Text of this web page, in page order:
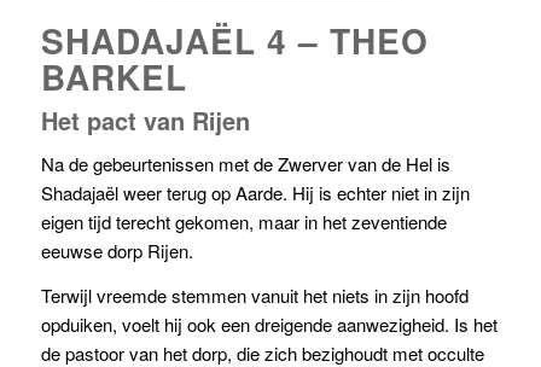
SHADAJAËL 4 – THEO
BARKEL
Het pact van Rijen
Na de gebeurtenissen met de Zwerver van de Hel is
Shadajaël weer terug op Aarde. Hij is echter niet in zijn
eigen tijd terecht gekomen, maar in het zeventiende
eeuwse dorp Rijen.
Terwijl vreemde stemmen vanuit het niets in zijn hoofd
opduiken, voelt hij ook een dreigende aanwezigheid. Is het
de pastoor van het dorp, die zich bezighoudt met occulte